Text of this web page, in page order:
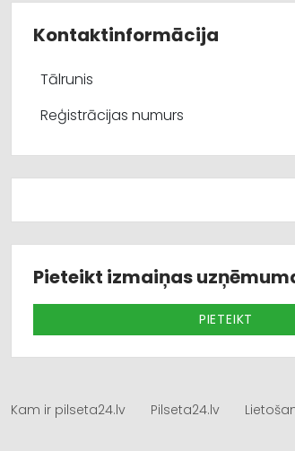
Kontaktinformācija
Tālrunis
Reģistrācijas numurs
Pieteikt izmaiņas
PIETEIKT
Kam ir pilseta24.lv Pilseta24.lv